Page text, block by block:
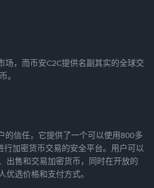
场，而币安C2C提供名副其实的全球交
。
的信任，它提供了一个可以使用800多
加密货币交易的安全平台。用户可以
出售和交易加密货币，同时在开放的
选价格和支付方式。